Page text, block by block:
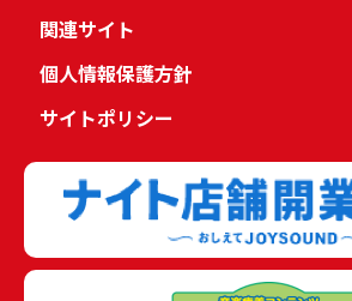
関連サイト
個人情報保護方針
サイトポリシー